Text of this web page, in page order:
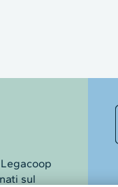
sul